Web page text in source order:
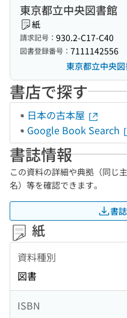
東京都立中央図書館
紙
請求記号： 930.2-C17-C40
図書登録番号： 7111142556
東京都立中央
書店で探す
日本の古本屋
Google Book Search
書誌情報
この資料の詳細や典拠（同じ
名）等を確認できます。
書
紙
資料種別
図書
ISBN